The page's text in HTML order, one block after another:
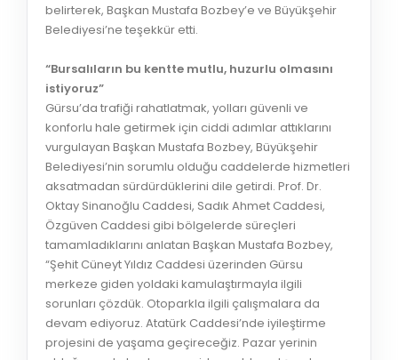
belirterek, Başkan Mustafa Bozbey’e ve Büyükşehir
Belediyesi’ne teşekkür etti.
“Bursalıların bu kentte mutlu, huzurlu olmasını
istiyoruz”
Gürsu’da trafiği rahatlatmak, yolları güvenli ve
konforlu hale getirmek için ciddi adımlar attıklarını
vurgulayan Başkan Mustafa Bozbey, Büyükşehir
Belediyesi’nin sorumlu olduğu caddelerde hizmetleri
aksatmadan sürdürdüklerini dile getirdi. Prof. Dr.
Oktay Sinanoğlu Caddesi, Sadık Ahmet Caddesi,
Özgüven Caddesi gibi bölgelerde süreçleri
tamamladıklarını anlatan Başkan Mustafa Bozbey,
“Şehit Cüneyt Yıldız Caddesi üzerinden Gürsu
merkeze giden yoldaki kamulaştırmayla ilgili
sorunları çözdük. Otoparkla ilgili çalışmalara da
devam ediyoruz. Atatürk Caddesi’nde iyileştirme
projesini de yaşama geçireceğiz. Pazar yerinin